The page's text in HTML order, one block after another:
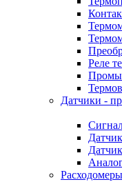
Реле
Датчики -
Расходомеры